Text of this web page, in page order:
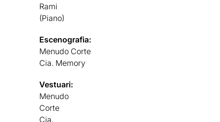
Rami
(Piano)
Escenografia:
Menudo Corte
Cia. Memory
Vestuari:
Menudo
Corte
Cia.